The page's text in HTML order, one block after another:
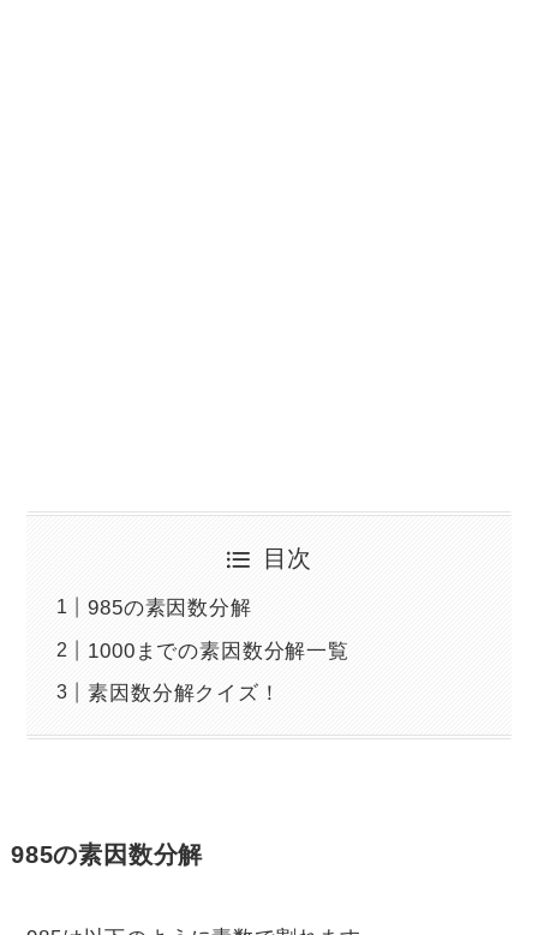
目次
985の素因数分解
1000までの素因数分解一覧
素因数分解クイズ！
985の素因数分解